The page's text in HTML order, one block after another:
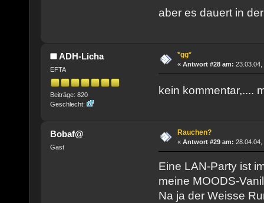
aber es dauert in
ADH-Licha
EFTA
Beiträge: 820
Geschlecht:
*gg*
« Antwort #28 am: 23.03.04,
kein kommentar,....
Bobaf@
Gast
Rauchen?
« Antwort #29 am: 28.04.04,
Eine LAN-Party ist
meine MOODS-
Na ja der Weisse